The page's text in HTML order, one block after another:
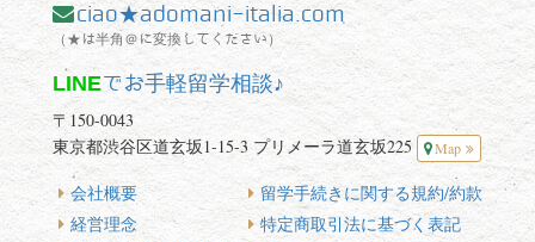
ciao★adomani-italia.com
（★は半角＠に変換してください）
LINEでお手軽留学相談♪
〒150-0043
東京都渋谷区道玄坂1-15-3 プリメーラ道玄坂225
Map
会社概要
経営理念
留学手続きに関する規約/約款
特定商取引法に基づく表記